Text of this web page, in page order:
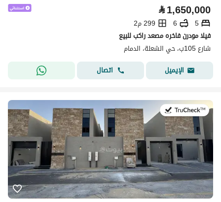
⃁1,650,000
5
6
299 م2
فيلا مودرن فاخره مصعد راكب للبيع
شارع 105ب، حي الشعلة، الدمام
الإيميل
اتصال
في:26 يوليو 2026